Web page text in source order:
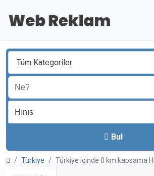
Tüm Kategoriler
Bul
Türkiye Türkiye içinde 0 km kapsama